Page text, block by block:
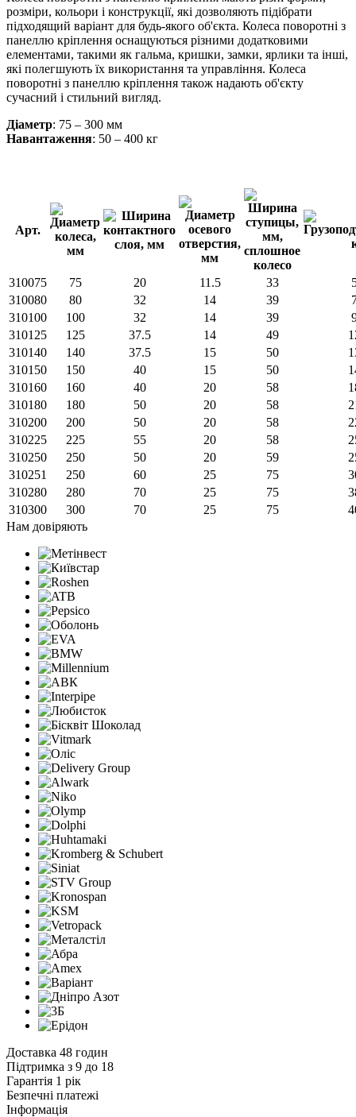
розміри, кольори і конструкції, які дозволяють підібрати
підходящий варіант для будь-якого об'єкта. Колеса поворотні з
панеллю кріплення оснащуються різними додатковими
елементами, такими як гальма, кришки, замки, ярлики та інші,
які полегшують їх використання та управління. Колеса
поворотні з панеллю кріплення також надають об'єкту
сучасний і стильний вигляд.
Діаметр: 75 – 300 мм
Навантаження: 50 – 400 кг
Арт.
310075 75 20 11.5 33
310080
80 32 14 39
310100
100 32 14 39
310125
125 37.5 14 49
310140
140 37.5 15 50
310150
150 40 15 50
310160
160 40 20 58
310180
180 50 20 58
310200
200 50 20 58
310225
225 55 20 58
310250
250 50 20 59
310251
250 60 25 75
310280
280 70 25 75
310300
300 70 25 75
Нам довіряють
Доставка 48 годин
Підтримка з 9 до 18
Гарантія 1 рік
Безпечні платежі
Інформація